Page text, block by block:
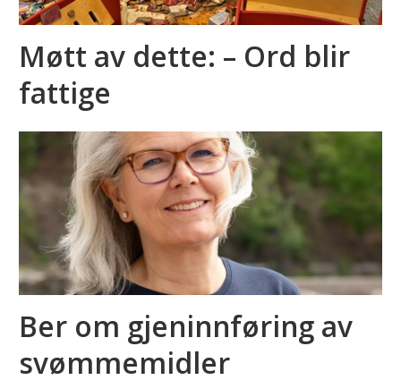
Møtt av dette: – Ord blir
fattige
Ber om gjeninnføring av
svømmemidler